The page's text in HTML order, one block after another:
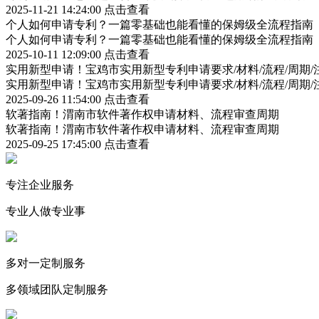
2025-11-21 14:24:00 点击查看
个人如何申请专利？一篇零基础也能看懂的保姆级全流程指南
个人如何申请专利？一篇零基础也能看懂的保姆级全流程指南
2025-10-11 12:09:00 点击查看
实用新型申请！宝鸡市实用新型专利申请要求/材料/流程/周期/
实用新型申请！宝鸡市实用新型专利申请要求/材料/流程/周期/
2025-09-26 11:54:00 点击查看
软著指南！渭南市软件著作权申请材料、流程审查周期
软著指南！渭南市软件著作权申请材料、流程审查周期
2025-09-25 17:45:00 点击查看
专注企业服务
专业人做专业事
多对一定制服务
多领域团队定制服务